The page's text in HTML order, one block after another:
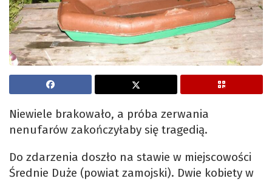
Niewiele brakowało, a próba zerwania
nenufarów zakończyłaby się tragedią.
Do zdarzenia doszło na stawie w miejscowości
Średnie Duże (powiat zamojski). Dwie kobiety w